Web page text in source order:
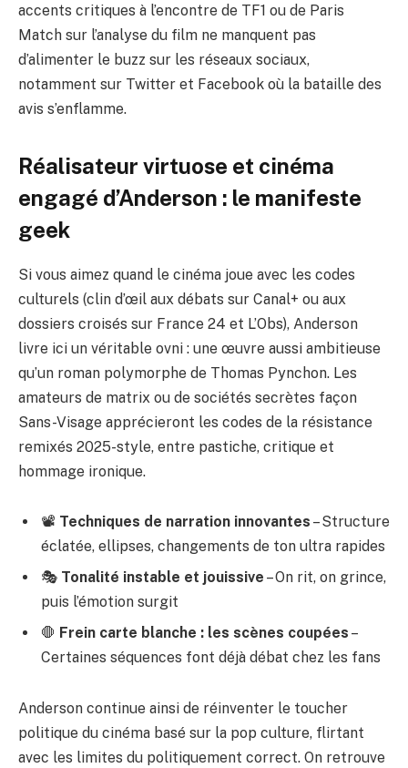
accents critiques à l’encontre de TF1 ou de Paris
Match sur l’analyse du film ne manquent pas
d’alimenter le buzz sur les réseaux sociaux,
notamment sur Twitter et Facebook où la bataille des
avis s’enflamme.
Réalisateur virtuose et cinéma
engagé d’Anderson : le manifeste
geek
Si vous aimez quand le cinéma joue avec les codes
culturels (clin d’œil aux débats sur Canal+ ou aux
dossiers croisés sur France 24 et L’Obs), Anderson
livre ici un véritable ovni : une œuvre aussi ambitieuse
qu’un roman polymorphe de Thomas Pynchon. Les
amateurs de matrix ou de sociétés secrètes façon
Sans-Visage apprécieront les codes de la résistance
remixés 2025-style, entre pastiche, critique et
hommage ironique.
📽️ Techniques de narration innovantes – Structure
éclatée, ellipses, changements de ton ultra rapides
🎭 Tonalité instable et jouissive – On rit, on grince,
puis l’émotion surgit
🛑 Frein carte blanche : les scènes coupées –
Certaines séquences font déjà débat chez les fans
Anderson continue ainsi de réinventer le toucher
politique du cinéma basé sur la pop culture, flirtant
avec les limites du politiquement correct. On retrouve